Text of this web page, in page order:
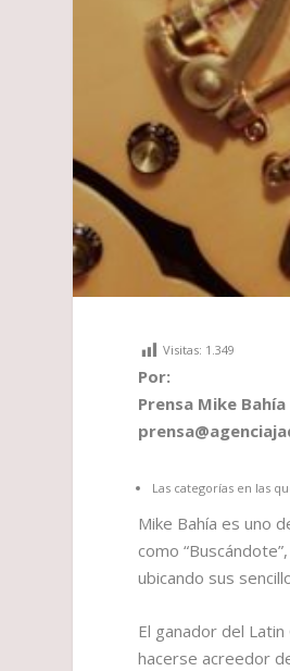
Visitas: 1.349
Por:
Prensa Mike Bahía
Las categorías en las
Mike Bahía es uno
como
ubicando sus
El ganador del
hacerse acreedor